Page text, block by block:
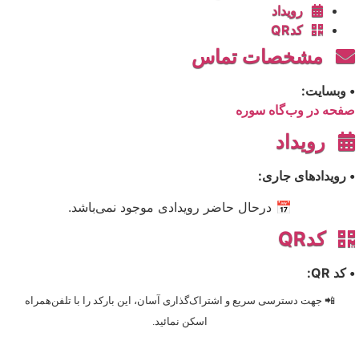
رویداد
کدQR
مشخصات تماس
• وبسایت:
صفحه در وب‌گاه سوره
رویداد
• رویدادهای جاری:
📅 درحال حاضر رویدادی موجود نمی‌باشد.
کدQR
• کد QR:
📲 جهت دسترسی سریع و اشتراک‌گذاری آسان، این بارکد را با تلفن‌همراه
اسکن نمائید.